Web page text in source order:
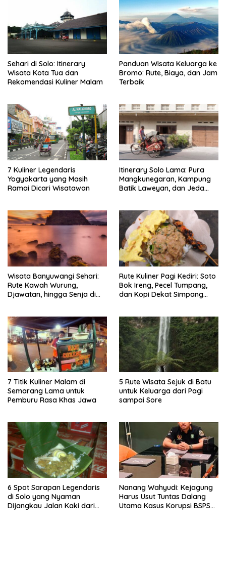
Sehari di Solo: Itinerary
Wisata Kota Tua dan
Rekomendasi Kuliner Malam
Panduan Wisata Keluarga ke
Bromo: Rute, Biaya, dan Jam
Terbaik
7 Kuliner Legendaris
Yogyakarta yang Masih
Ramai Dicari Wisatawan
Itinerary Solo Lama: Pura
Mangkunegaran, Kampung
Batik Laweyan, dan Jeda
Wisata Banyuwangi Sehari:
Rute Kawah Wurung,
Djawatan, hingga Senja di
Rute Kuliner Pagi Kediri: Soto
Bok Ireng, Pecel Tumpang,
dan Kopi Dekat Simpang
7 Titik Kuliner Malam di
Semarang Lama untuk
Pemburu Rasa Khas Jawa
5 Rute Wisata Sejuk di Batu
untuk Keluarga dari Pagi
sampai Sore
6 Spot Sarapan Legendaris
di Solo yang Nyaman
Dijangkau Jalan Kaki dari
Nanang Wahyudi: Kejagung
Harus Usut Tuntas Dalang
Utama Kasus Korupsi BSPS